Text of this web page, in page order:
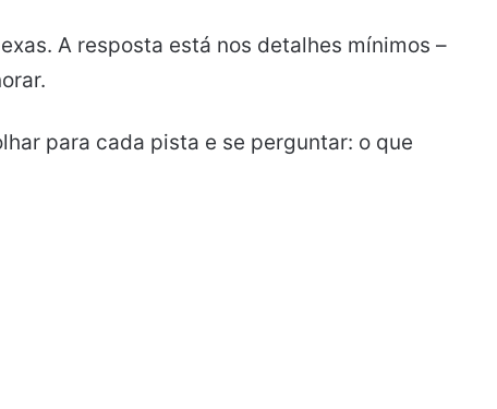
A resposta está nos detalhes mínimos –
para cada pista e se perguntar: o que